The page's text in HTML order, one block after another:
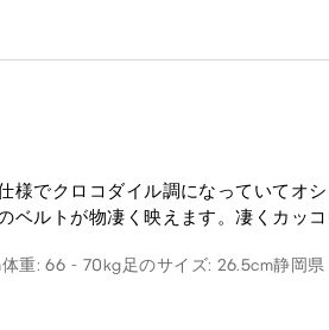
様でクロコダイル調になっていてオ
ベルトが物凄く映えます。凄くカッコ
体重: 66 - 70kg足のサイズ: 26.5cm静岡県